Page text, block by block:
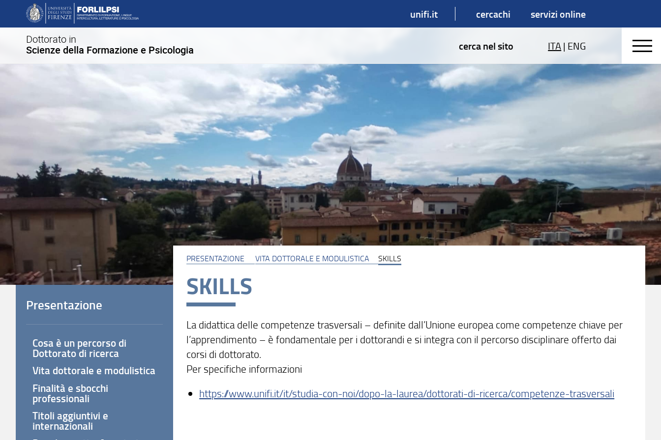
unifi.it cercachi servizi online
Dottorato in
Scienze della Formazione e Psicologia
cerca nel sito ITA| ENG
PRESENTAZIONE VITA DOTTORALE E MODULISTICA SKILLS
SKILLS
La didattica delle competenze trasversali – definite dall’Unione europea come competenze chiave per
l’apprendimento – è fondamentale per i dottorandi e si integra con il percorso disciplinare offerto dai
corsi di dottorato.
Per specifiche informazioni
https://www.unifi.it/it/studia-con-noi/dopo-la-laurea/dottorati-di-ricerca/competenze-trasversali
Presentazione
Cosa è un percorso di
Dottorato di ricerca
Vita dottorale e modulistica
Finalità e sbocchi
professionali
Titoli aggiuntivi e
internazionali